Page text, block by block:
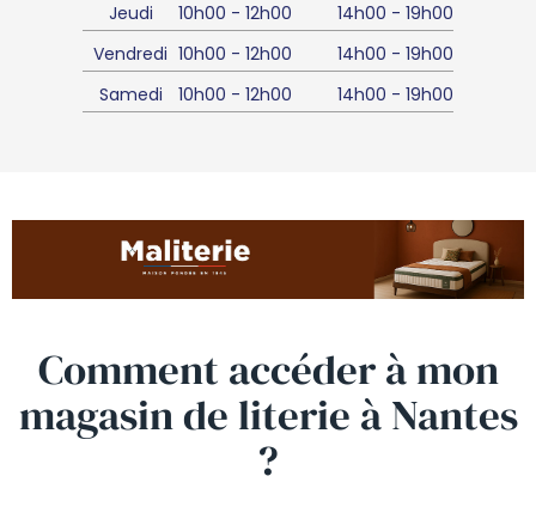
Jeudi
10h00 - 12h00 14h00 - 19h00
Vendredi 10h00 - 12h00 14h00 - 19h00
Samedi
10h00 - 12h00 14h00 - 19h00
Comment accéder à mon
magasin de literie à Nantes
?